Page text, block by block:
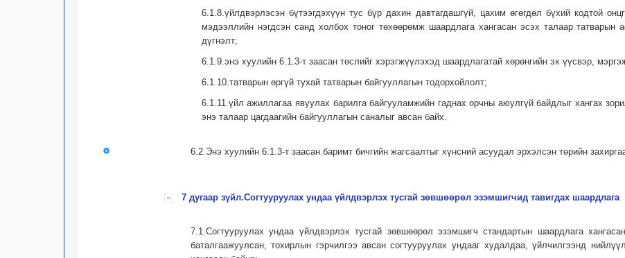
6.1.8.үйлдвэрлэсэн бүтээгдэхүүн тус бүр дахин давтагдашгүй, цахим өгөгдөл бүхий кодтой
мэдээллийн нэгдсэн санд холбох тоног төхөөрөмж шаардлага хангасан эсэх талаар татварын
дүгнэлт;
6.1.9.энэ хуулийн 6.1.3-т заасан төслийг хэрэгжүүлэхэд шаардлагатай хөрөнгийн эх үүсвэр,
6.1.10.татварын өргүй тухай татварын байгууллагын тодорхойлолт;
6.1.11.үйл ажиллагаа явуулах барилга байгууламжийн гаднах орчны аюулгүй байдлыг хангах
энэ талаар цагдаагийн байгууллагын саналыг авсан байх.
6.2.Энэ хуулийн 6.1.3-т заасан баримт бичгийн жагсаалтыг хүнсний асуудал эрхэлсэн төрийн
7 дугаар зүйл.Согтууруулах ундаа үйлдвэрлэх тусгай зөвшөөрөл эзэмшигчид тавигдах шаардлага
7.1.Согтууруулах ундаа үйлдвэрлэх тусгай зөвшөөрөл эзэмшигч стандартын шаардлага
баталгаажуулсан, тохирлын гэрчилгээ авсан согтууруулах ундааг худалдаа, үйлчилгээнд